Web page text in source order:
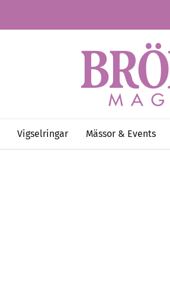
Vigselringar Mässor & Events